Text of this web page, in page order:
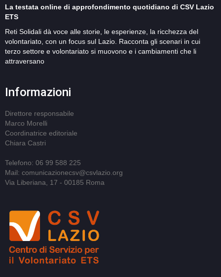
La testata online di approfondimento quotidiano di CSV Lazio
ETS
Reti Solidali dà voce alle storie, le esperienze, la ricchezza del
volontariato, con un focus sul Lazio. Racconta gli scenari in cui
terzo settore e volontariato si muovono e i cambiamenti che li
attraversano
Informazioni
Direttore responsabile
Marco Morelli
Coordinatrice editoriale
Chiara Castri
Telefono: 06 99 588 225
Mail: comunicazionecsv@csvlazio.org
Via Liberiana, 17 - 00185 Roma